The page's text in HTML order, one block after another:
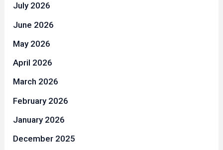
July 2026
June 2026
May 2026
April 2026
March 2026
February 2026
January 2026
December 2025